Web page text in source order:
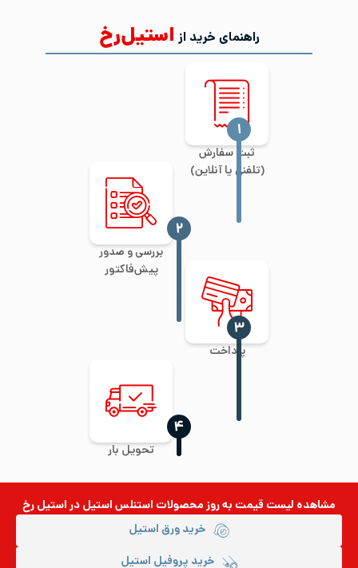
راهنمای خرید از استیل‌رخ
ثبت سفارش
(تلفنی یا آنلاین)
‍۱
بررسی و صدور
پیش‌فاکتور
‍۲
پرداخت
‍۳
تحویل بار
‍۴
مشاهده لیست قیمت به روزمحصولات استنلس استیلدر استیل رخ
خرید ورق استیل
خرید پروفیل استیل